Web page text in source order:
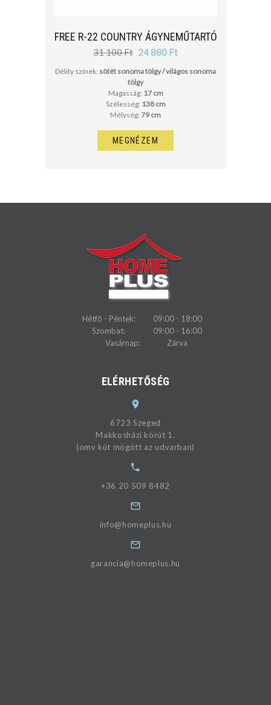
FREE R-22 COUNTRY ÁGYNEMŰTARTÓ
31 100 Ft 24 880 Ft
Délity színek: sötét sonoma tölgy / világos sonoma
tölgy
Magasság: 17 cm
Szélesség: 138 cm
Mélység: 79 cm
MEGNÉZEM
Hétfő - Péntek:
09:00 - 18:00
Szombat:
09:00 - 16:00
Vasárnap:
Zárva
ELÉRHETŐSÉG
6723 Szeged
Makkosházi körút 1.
(omv kút mögött az udvarban)
+36 20 509 8482
info@homeplus.hu
garancia@homeplus.hu